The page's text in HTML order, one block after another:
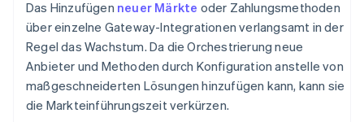
Das Hinzufügen neuer Märkte oder Zahlungsmethoden
über einzelne Gateway-Integrationen verlangsamt in der
Regel das Wachstum. Da die Orchestrierung neue
Anbieter und Methoden durch Konfiguration anstelle von
maßgeschneiderten Lösungen hinzufügen kann, kann sie
die Markteinführungszeit verkürzen.